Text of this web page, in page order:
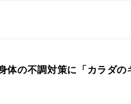
体の不調対策に「カラダ